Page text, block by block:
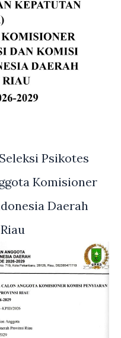
Psikotes
Komisioner
Daerah